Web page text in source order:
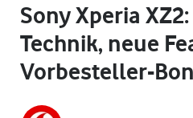
Sony Xperia
Technik, neue
Vorbesteller-